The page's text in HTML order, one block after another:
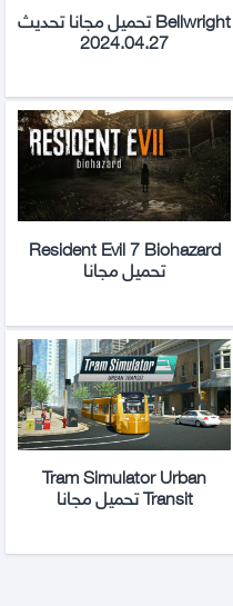
Bellwright تحميل مجانا تحديث
2024.04.27
Resident Evil 7 Biohazard
تحميل مجانا
Tram Simulator Urban
Transit تحميل مجانا